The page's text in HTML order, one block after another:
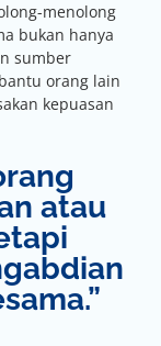
menolong
bukan hanya
sumber
orang lain
kepuasan
atau